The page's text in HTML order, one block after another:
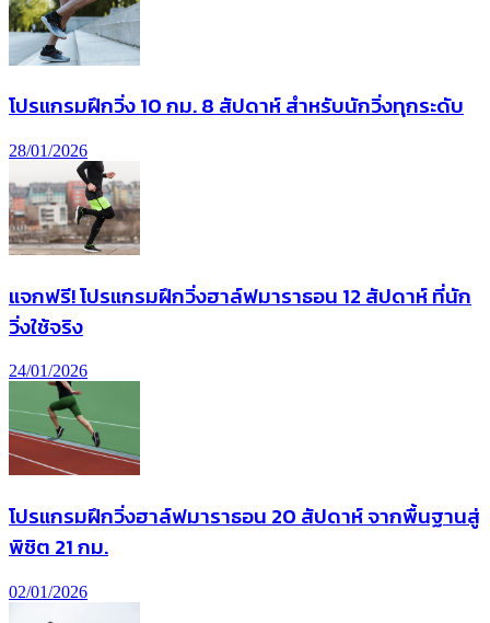
โปรแกรมฝึกวิ่ง 10 กม. 8 สัปดาห์ สำหรับนักวิ่งทุกระดับ
28/01/2026
แจกฟรี! โปรแกรมฝึกวิ่งฮาล์ฟมาราธอน 12 สัปดาห์ ที่นัก
วิ่งใช้จริง
24/01/2026
โปรแกรมฝึกวิ่งฮาล์ฟมาราธอน 20 สัปดาห์ จากพื้นฐานสู่
พิชิต 21 กม.
02/01/2026